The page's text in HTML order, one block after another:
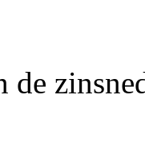
de